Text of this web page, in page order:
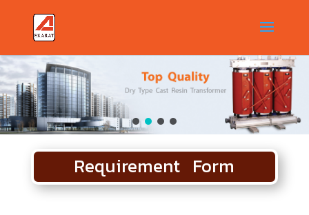
Requirement Form